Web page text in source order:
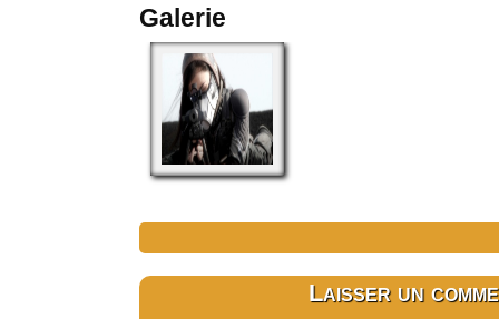
Galerie
Laisser un